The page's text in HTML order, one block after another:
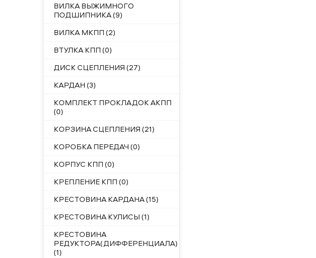
ВИЛКА ВЫЖИМНОГО
ПОДШИПНИКА (9)
ВИЛКА МКПП (2)
ВТУЛКА КПП (0)
ДИСК СЦЕПЛЕНИЯ (27)
КАРДАН (3)
КОМПЛЕКТ ПРОКЛАДОК АКПП
(0)
КОРЗИНА СЦЕПЛЕНИЯ (21)
КОРОБКА ПЕРЕДАЧ (0)
КОРПУС КПП (0)
КРЕПЛЕНИЕ КПП (0)
КРЕСТОВИНА КАРДАНА (15)
КРЕСТОВИНА КУЛИСЫ (1)
КРЕСТОВИНА
РЕДУКТОРА(ДИФФЕРЕНЦИАЛА)
(1)